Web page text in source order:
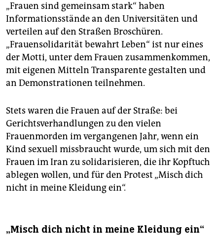
„Frauen sind gemeinsam stark“ haben
Informationsstände an den Universitäten und
verteilen auf den Straßen Broschüren.
„Frauensolidarität bewahrt Leben“ ist nur eines
der Motti, unter dem Frauen zusammenkommen,
mit eigenen Mitteln Transparente gestalten und
an Demonstrationen teilnehmen.
Stets waren die Frauen auf der Straße: bei
Gerichtsverhandlungen zu den vielen
Frauenmorden im vergangenen Jahr, wenn ein
Kind sexuell missbraucht wurde, um sich mit den
Frauen im Iran zu solidarisieren, die ihr Kopftuch
ablegen wollen, und für den Protest „Misch dich
nicht in meine Kleidung ein“.
„Misch dich nicht in meine Kleidung ein“